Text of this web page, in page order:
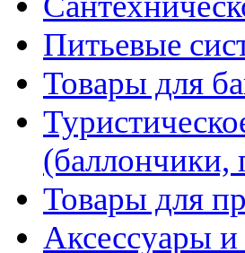
Питьевые
Товары для
(баллончики,
Товары для
Аксессуары